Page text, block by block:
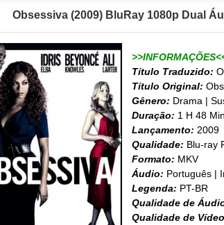
Obsessiva (2009) BluRay 1080p Dual
Título Traduzido:
Título Original:
Gênero: Drama |
Duração: 1 H 48 Min
Lançamento: 2009
Qualidade: Blu-ray
Formato: MKV
Áudio: Português |
Legenda: PT-BR
Qualidade de
Qualidade de